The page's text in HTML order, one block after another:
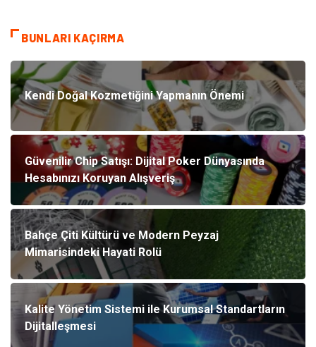
BUNLARI KAÇIRMA
Kendi Doğal Kozmetiğini Yapmanın Önemi
Güvenilir Chip Satışı: Dijital Poker Dünyasında
Hesabınızı Koruyan Alışveriş
Bahçe Çiti Kültürü ve Modern Peyzaj
Mimarisindeki Hayati Rolü
Kalite Yönetim Sistemi ile Kurumsal Standartların
Dijitalleşmesi